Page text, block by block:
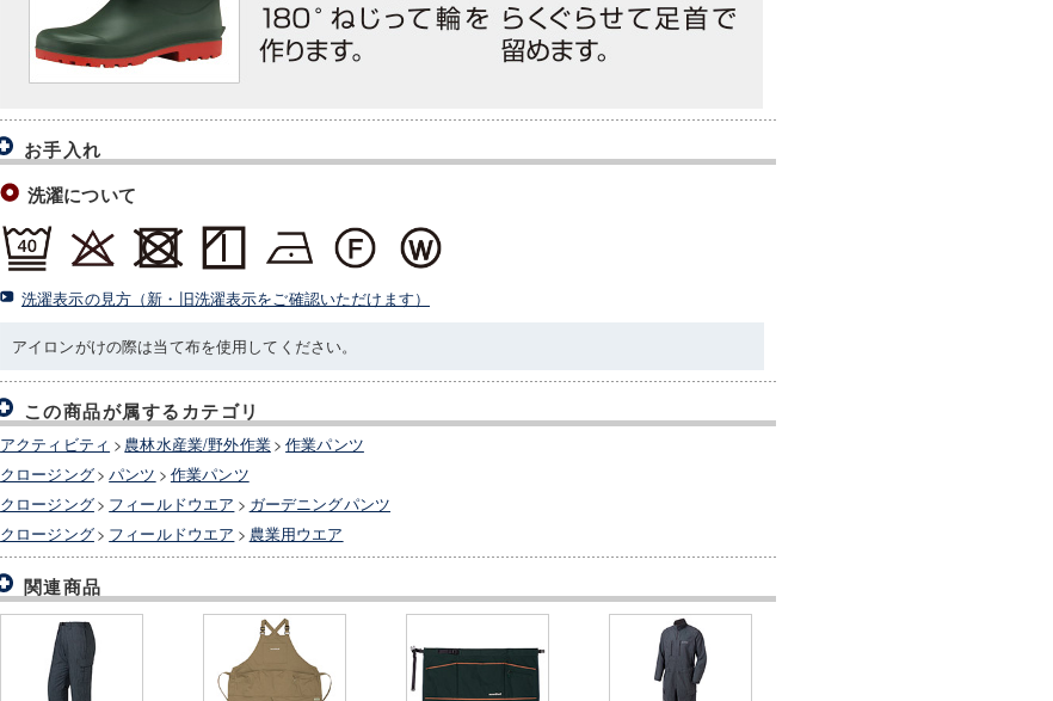
お手入れ
洗濯について
洗濯表示の見方（新・旧洗濯表示をご確認いただけます）
アイロンがけの際は当て布を使用してください。
この商品が属するカテゴリ
アクティビティ > 農林水産業/野外作業> 作業パンツ
クロージング> パンツ > 作業パンツ
クロージング> フィールドウエア > ガーデニングパンツ
クロージング> フィールドウエア > 農業用ウエア
関連商品